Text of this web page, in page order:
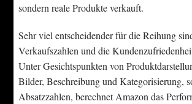
sondern reale Produkte verkauft.
Sehr viel entscheidender für die Reihung
Verkaufszahlen und die
Unter Gesichtspunkten von
Bilder, Beschreibung und Kategorisierung,
Absatzzahlen, berechnet Amazon das